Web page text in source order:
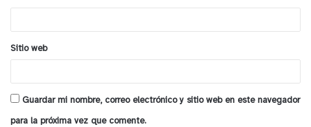
*
Sitio web
Guardar mi nombre, correo electrónico y sitio web en este navegador
para la próxima vez que comente.